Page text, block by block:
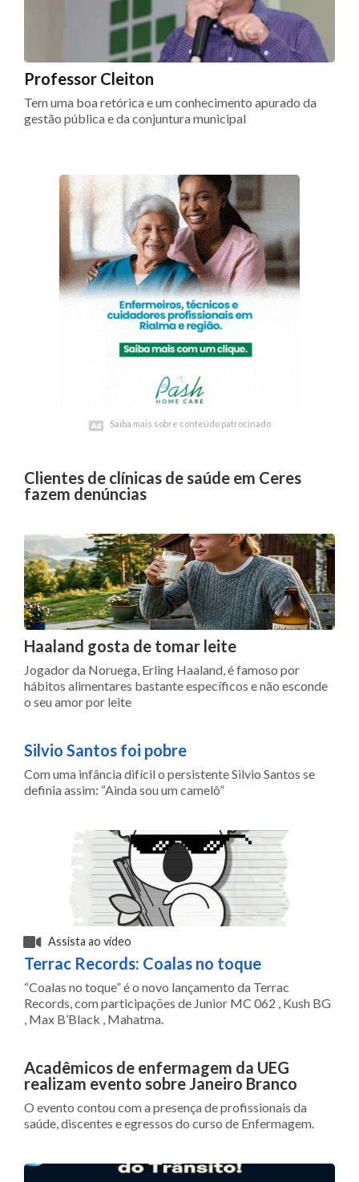
Professor Cleiton
Tem uma boa retórica e um conhecimento apurado da
gestão pública e da conjuntura municipal
Saiba mais sobre conteúdo patrocinado
Saiba mais sobre conteúdo patrocinado
Clientes de clínicas de saúde em Ceres
fazem denúncias
Haaland gosta de tomar leite
Jogador da Noruega, Erling Haaland, é famoso por
hábitos alimentares bastante específicos e não esconde
o seu amor por leite
Silvio Santos foi pobre
Com uma infância difícil o persistente Silvio Santos se
definia assim: “Ainda sou um camelô”
Assista ao vídeo
Terrac Records: Coalas no toque
“Coalas no toque” é o novo lançamento da Terrac
Records, com participações de Junior MC 062 , Kush BG
, Max B’Black , Mahatma.
Acadêmicos de enfermagem da UEG
realizam evento sobre Janeiro Branco
O evento contou com a presença de profissionais da
saúde, discentes e egressos do curso de Enfermagem.